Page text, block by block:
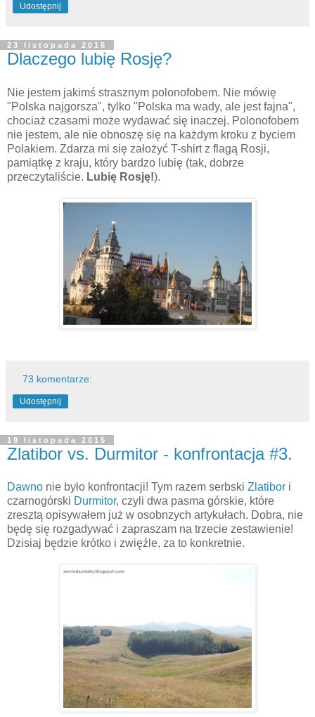
Udostępnij
23 listopada 2015
Dlaczego lubię Rosję?
Nie jestem jakimś strasznym polonofobem. Nie mówię
"Polska najgorsza", tylko "Polska ma wady, ale jest fajna",
chociaż czasami może wydawać się inaczej. Polonofobem
nie jestem, ale nie obnoszę się na każdym kroku z byciem
Polakiem. Zdarza mi się założyć T-shirt z flagą Rosji,
pamiątkę z kraju, który bardzo lubię (tak, dobrze
przeczytaliście. Lubię Rosję!).
73 komentarze:
Udostępnij
19 listopada 2015
Zlatibor vs. Durmitor - konfrontacja #3.
Dawno nie było konfrontacji! Tym razem serbski Zlatibor i
czarnogórski Durmitor, czyli dwa pasma górskie, które
zresztą opisywałem już w osobnzych artykułach. Dobra, nie
będę się rozgadywać i zapraszam na trzecie zestawienie!
Dzisiaj będzie krótko i zwięźle, za to konkretnie.